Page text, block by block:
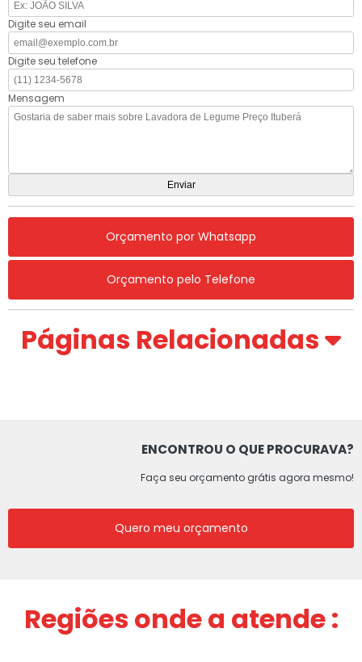
Digite seu email
Digite seu telefone
Mensagem
Orçamento por Whatsapp
Orçamento pelo Telefone
Páginas Relacionadas
ENCONTROU O QUE PROCURAVA?
Faça seu orçamento grátis agora mesmo!
Quero meu orçamento
Regiões onde a atende :